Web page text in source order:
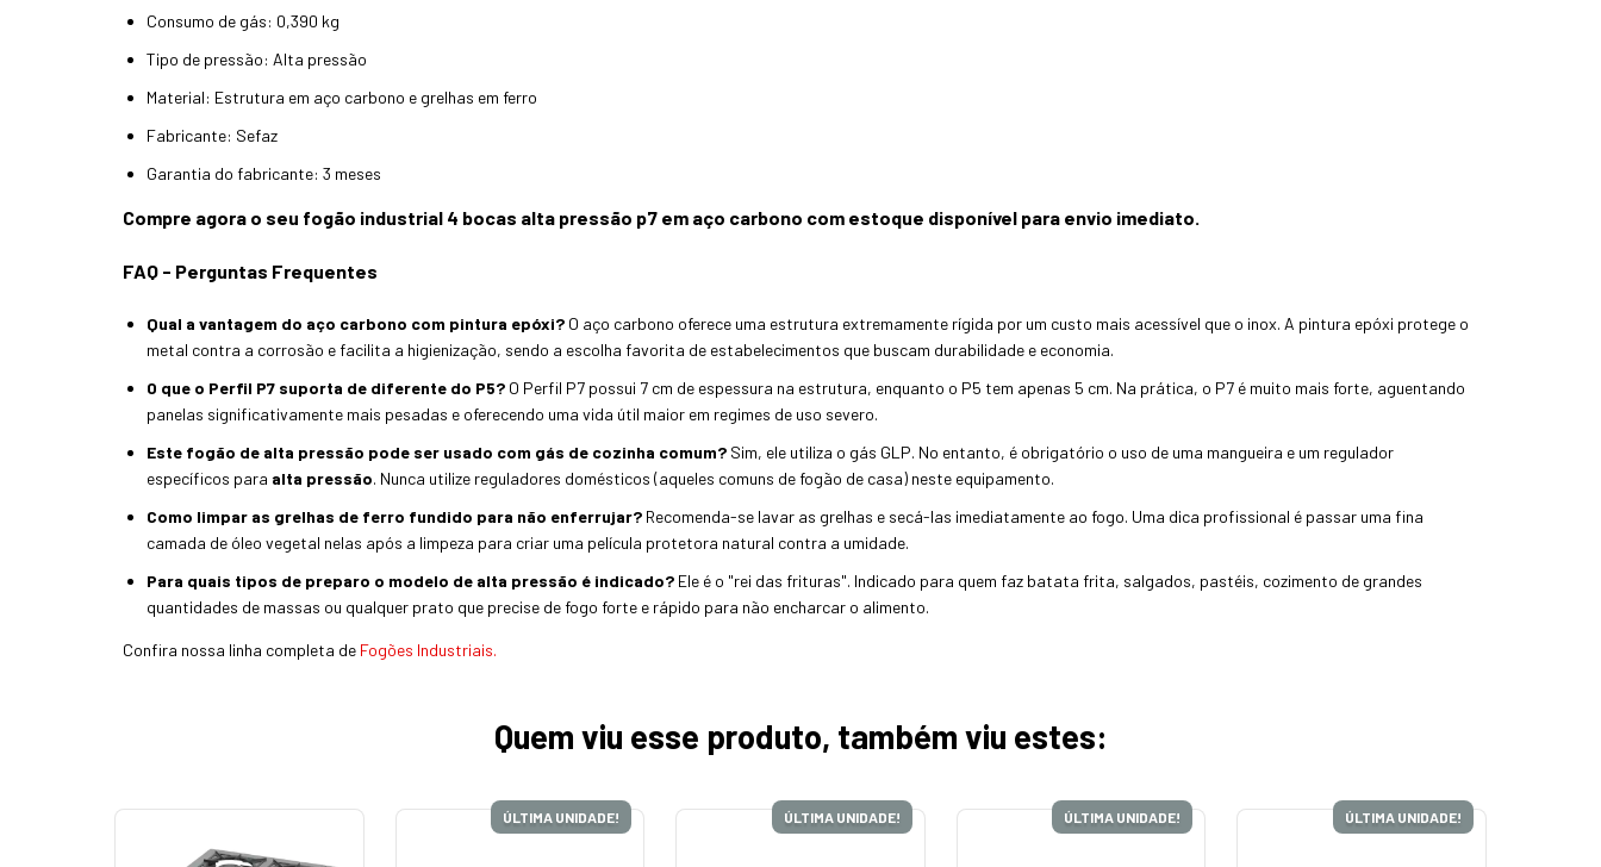
Consumo de gás: 0,390 kg
Tipo de pressão: Alta pressão
Material: Estrutura em aço carbono e grelhas em ferro
Fabricante: Sefaz
Garantia do fabricante: 3 meses
Compre agora o seu fogão industrial 4 bocas alta pressão p7 em aço carbono com estoque disponível para envio imediato.
FAQ - Perguntas Frequentes
Qual a vantagem do aço carbono com pintura epóxi? O aço carbono oferece uma estrutura extremamente rígida por um custo mais acessível que o inox. A pintura epóxi protege o
metal contra a corrosão e facilita a higienização, sendo a escolha favorita de estabelecimentos que buscam durabilidade e economia.
O que o Perfil P7 suporta de diferente do P5? O Perfil P7 possui 7 cm de espessura na estrutura, enquanto o P5 tem apenas 5 cm. Na prática, o P7 é muito mais forte, aguentando
panelas significativamente mais pesadas e oferecendo uma vida útil maior em regimes de uso severo.
Este fogão de alta pressão pode ser usado com gás de cozinha comum? Sim, ele utiliza o gás GLP. No entanto, é obrigatório o uso de uma mangueira e um regulador
específicos para alta pressão. Nunca utilize reguladores domésticos (aqueles comuns de fogão de casa) neste equipamento.
Como limpar as grelhas de ferro fundido para não enferrujar? Recomenda-se lavar as grelhas e secá-las imediatamente ao fogo. Uma dica profissional é passar uma fina
camada de óleo vegetal nelas após a limpeza para criar uma película protetora natural contra a umidade.
Para quais tipos de preparo o modelo de alta pressão é indicado? Ele é o "rei das frituras". Indicado para quem faz batata frita, salgados, pastéis, cozimento de grandes
quantidades de massas ou qualquer prato que precise de fogo forte e rápido para não encharcar o alimento.
Confira nossa linha completa de Fogões Industriais.
Quem viu esse produto, também viu estes:
ÚLTIMA UNIDADE! ÚLTIMA UNIDADE! ÚLTIMA UNIDADE! ÚLTIMA UNIDADE!